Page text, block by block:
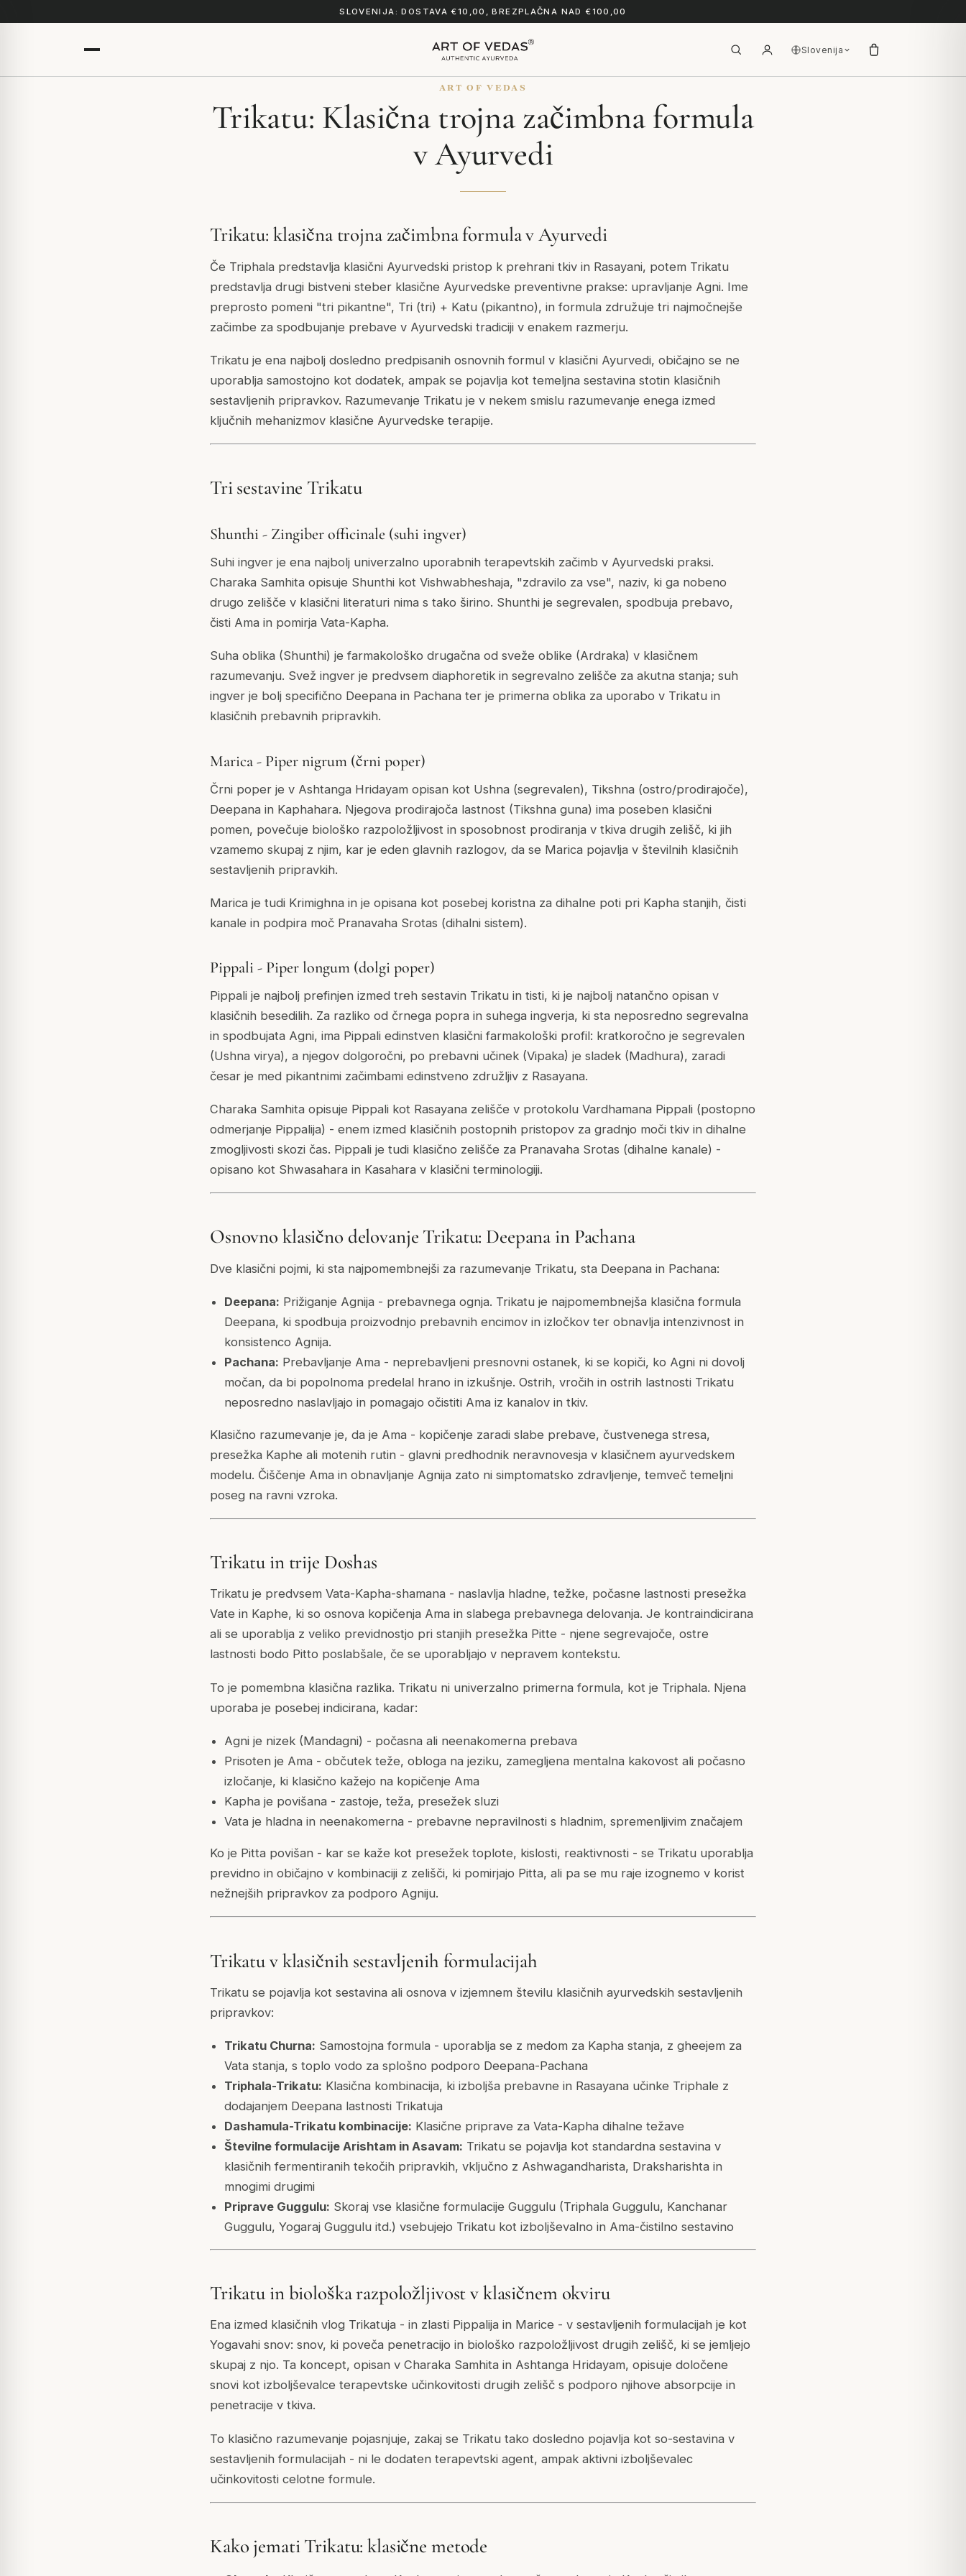
SLOVENIJA: DOSTAVA €10,00, BREZPLAČNA NAD €100,00
Slovenija
ART OF VEDAS
Trikatu: Klasična trojna začimbna formula
v Ayurvedi
Trikatu: klasična trojna začimbna formula v Ayurvedi
Če Triphala predstavlja klasični Ayurvedski pristop k prehrani tkiv in Rasayani, potem Trikatu
predstavlja drugi bistveni steber klasične Ayurvedske preventivne prakse: upravljanje Agni. Ime
preprosto pomeni "tri pikantne", Tri (tri) + Katu (pikantno), in formula združuje tri najmočnejše
začimbe za spodbujanje prebave v Ayurvedski tradiciji v enakem razmerju.
Trikatu je ena najbolj dosledno predpisanih osnovnih formul v klasični Ayurvedi, običajno se ne
uporablja samostojno kot dodatek, ampak se pojavlja kot temeljna sestavina stotin klasičnih
sestavljenih pripravkov. Razumevanje Trikatu je v nekem smislu razumevanje enega izmed
ključnih mehanizmov klasične Ayurvedske terapije.
Tri sestavine Trikatu
Shunthi - Zingiber officinale (suhi ingver)
Suhi ingver je ena najbolj univerzalno uporabnih terapevtskih začimb v Ayurvedski praksi.
Charaka Samhita opisuje Shunthi kot Vishwabheshaja, "zdravilo za vse", naziv, ki ga nobeno
drugo zelišče v klasični literaturi nima s tako širino. Shunthi je segrevalen, spodbuja prebavo,
čisti Ama in pomirja Vata-Kapha.
Suha oblika (Shunthi) je farmakološko drugačna od sveže oblike (Ardraka) v klasičnem
razumevanju. Svež ingver je predvsem diaphoretik in segrevalno zelišče za akutna stanja; suh
ingver je bolj specifično Deepana in Pachana ter je primerna oblika za uporabo v Trikatu in
klasičnih prebavnih pripravkih.
Marica - Piper nigrum (črni poper)
Črni poper je v Ashtanga Hridayam opisan kot Ushna (segrevalen), Tikshna (ostro/prodirajoče),
Deepana in Kaphahara. Njegova prodirajoča lastnost (Tikshna guna) ima poseben klasični
pomen, povečuje biološko razpoložljivost in sposobnost prodiranja v tkiva drugih zelišč, ki jih
vzamemo skupaj z njim, kar je eden glavnih razlogov, da se Marica pojavlja v številnih klasičnih
sestavljenih pripravkih.
Marica je tudi Krimighna in je opisana kot posebej koristna za dihalne poti pri Kapha stanjih, čisti
kanale in podpira moč Pranavaha Srotas (dihalni sistem).
Pippali - Piper longum (dolgi poper)
Pippali je najbolj prefinjen izmed treh sestavin Trikatu in tisti, ki je najbolj natančno opisan v
klasičnih besedilih. Za razliko od črnega popra in suhega ingverja, ki sta neposredno segrevalna
in spodbujata Agni, ima Pippali edinstven klasični farmakološki profil: kratkoročno je segrevalen
(Ushna virya), a njegov dolgoročni, po prebavni učinek (Vipaka) je sladek (Madhura), zaradi
česar je med pikantnimi začimbami edinstveno združljiv z Rasayana.
Charaka Samhita opisuje Pippali kot Rasayana zelišče v protokolu Vardhamana Pippali (postopno
odmerjanje Pippalija) - enem izmed klasičnih postopnih pristopov za gradnjo moči tkiv in dihalne
zmogljivosti skozi čas. Pippali je tudi klasično zelišče za Pranavaha Srotas (dihalne kanale) -
opisano kot Shwasahara in Kasahara v klasični terminologiji.
Osnovno klasično delovanje Trikatu: Deepana in Pachana
Dve klasični pojmi, ki sta najpomembnejši za razumevanje Trikatu, sta Deepana in Pachana:
Deepana: Prižiganje Agnija - prebavnega ognja. Trikatu je najpomembnejša klasična formula
Deepana, ki spodbuja proizvodnjo prebavnih encimov in izločkov ter obnavlja intenzivnost in
konsistenco Agnija.
Pachana: Prebavljanje Ama - neprebavljeni presnovni ostanek, ki se kopiči, ko Agni ni dovolj
močan, da bi popolnoma predelal hrano in izkušnje. Ostrih, vročih in ostrih lastnosti Trikatu
neposredno naslavljajo in pomagajo očistiti Ama iz kanalov in tkiv.
Klasično razumevanje je, da je Ama - kopičenje zaradi slabe prebave, čustvenega stresa,
presežka Kaphe ali motenih rutin - glavni predhodnik neravnovesja v klasičnem ayurvedskem
modelu. Čiščenje Ama in obnavljanje Agnija zato ni simptomatsko zdravljenje, temveč temeljni
poseg na ravni vzroka.
Trikatu in trije Doshas
Trikatu je predvsem Vata-Kapha-shamana - naslavlja hladne, težke, počasne lastnosti presežka
Vate in Kaphe, ki so osnova kopičenja Ama in slabega prebavnega delovanja. Je kontraindicirana
ali se uporablja z veliko previdnostjo pri stanjih presežka Pitte - njene segrevajoče, ostre
lastnosti bodo Pitto poslabšale, če se uporabljajo v nepravem kontekstu.
To je pomembna klasična razlika. Trikatu ni univerzalno primerna formula, kot je Triphala. Njena
uporaba je posebej indicirana, kadar:
Agni je nizek (Mandagni) - počasna ali neenakomerna prebava
Prisoten je Ama - občutek teže, obloga na jeziku, zamegljena mentalna kakovost ali počasno
izločanje, ki klasično kažejo na kopičenje Ama
Kapha je povišana - zastoje, teža, presežek sluzi
Vata je hladna in neenakomerna - prebavne nepravilnosti s hladnim, spremenljivim značajem
Ko je Pitta povišan - kar se kaže kot presežek toplote, kislosti, reaktivnosti - se Trikatu uporablja
previdno in običajno v kombinaciji z zelišči, ki pomirjajo Pitta, ali pa se mu raje izognemo v korist
nežnejših pripravkov za podporo Agniju.
Trikatu v klasičnih sestavljenih formulacijah
Trikatu se pojavlja kot sestavina ali osnova v izjemnem številu klasičnih ayurvedskih sestavljenih
pripravkov:
Trikatu Churna: Samostojna formula - uporablja se z medom za Kapha stanja, z gheejem za
Vata stanja, s toplo vodo za splošno podporo Deepana-Pachana
Triphala-Trikatu: Klasična kombinacija, ki izboljša prebavne in Rasayana učinke Triphale z
dodajanjem Deepana lastnosti Trikatuja
Dashamula-Trikatu kombinacije: Klasične priprave za Vata-Kapha dihalne težave
Številne formulacije Arishtam in Asavam: Trikatu se pojavlja kot standardna sestavina v
klasičnih fermentiranih tekočih pripravkih, vključno z Ashwagandharista, Draksharishta in
mnogimi drugimi
Priprave Guggulu: Skoraj vse klasične formulacije Guggulu (Triphala Guggulu, Kanchanar
Guggulu, Yogaraj Guggulu itd.) vsebujejo Trikatu kot izboljševalno in Ama-čistilno sestavino
Trikatu in biološka razpoložljivost v klasičnem okviru
Ena izmed klasičnih vlog Trikatuja - in zlasti Pippalija in Marice - v sestavljenih formulacijah je kot
Yogavahi snov: snov, ki poveča penetracijo in biološko razpoložljivost drugih zelišč, ki se jemljejo
skupaj z njo. Ta koncept, opisan v Charaka Samhita in Ashtanga Hridayam, opisuje določene
snovi kot izboljševalce terapevtske učinkovitosti drugih zelišč s podporo njihove absorpcije in
penetracije v tkiva.
To klasično razumevanje pojasnjuje, zakaj se Trikatu tako dosledno pojavlja kot so-sestavina v
sestavljenih formulacijah - ni le dodaten terapevtski agent, ampak aktivni izboljševalec
učinkovitosti celotne formule.
Kako jemati Trikatu: klasične metode